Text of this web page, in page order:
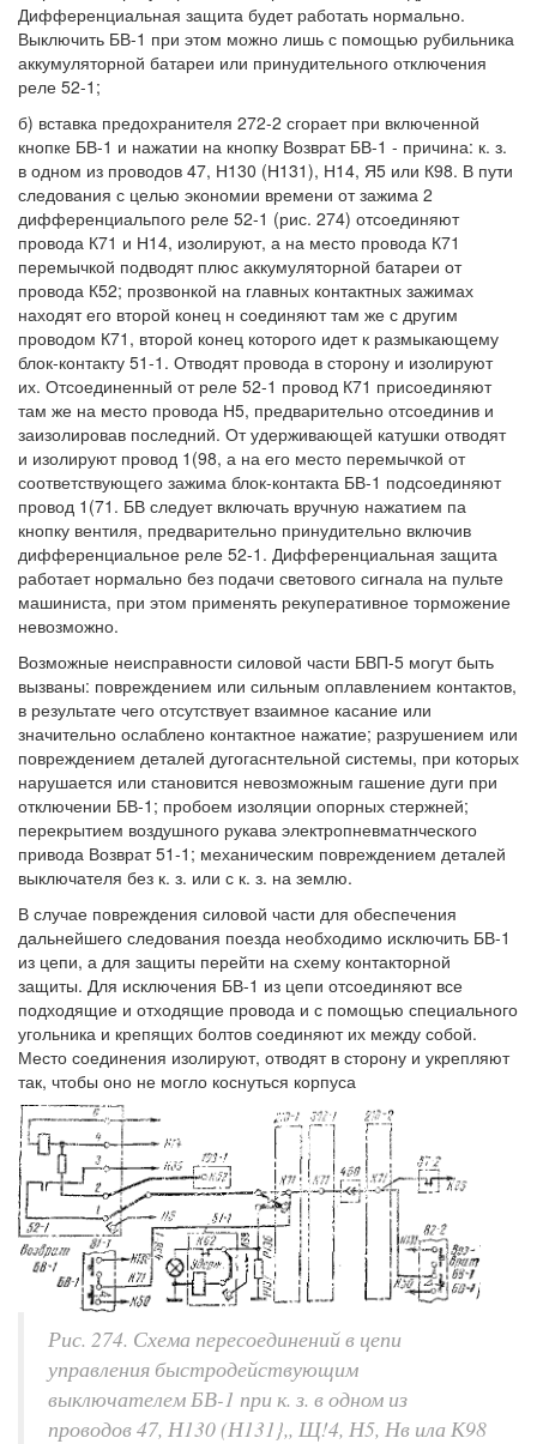
Дифференциальная защита будет работать нормально.
Выключить БВ-1 при этом можно лишь с помощью рубильника
аккумуляторной батареи или принудительного отключения
реле 52-1;
б) вставка предохранителя 272-2 сгорает при включенной
кнопке БВ-1 и нажатии на кнопку Возврат БВ-1 - причина: к. з.
в одном из проводов 47, Н130 (Н131), Н14, Я5 или К98. В пути
следования с целью экономии времени от зажима 2
дифференциальпого реле 52-1 (рис. 274) отсоединяют
провода К71 и Н14, изолируют, а на место провода К71
перемычкой подводят плюс аккумуляторной батареи от
провода К52; прозвонкой на главных контактных зажимах
находят его второй конец н соединяют там же с другим
проводом К71, второй конец которого идет к размыкающему
блок-контакту 51-1. Отводят провода в сторону и изолируют
их. Отсоединенный от реле 52-1 провод К71 присоединяют
там же на место провода Н5, предварительно отсоединив и
заизолировав последний. От удерживающей катушки отводят
и изолируют провод 1(98, а на его место перемычкой от
соответствующего зажима блок-контакта БВ-1 подсоединяют
провод 1(71. БВ следует включать вручную нажатием па
кнопку вентиля, предварительно принудительно включив
дифференциальное реле 52-1. Дифференциальная защита
работает нормально без подачи светового сигнала на пульте
машиниста, при этом применять рекуперативное торможение
невозможно.
Возможные неисправности силовой части БВП-5 могут быть
вызваны: повреждением или сильным оплавлением контактов,
в результате чего отсутствует взаимное касание или
значительно ослаблено контактное нажатие; разрушением или
повреждением деталей дугогаснтельной системы, при которых
нарушается или становится невозможным гашение дуги при
отключении БВ-1; пробоем изоляции опорных стержней;
перекрытием воздушного рукава электропневматнческого
привода Возврат 51-1; механическим повреждением деталей
выключателя без к. з. или с к. з. на землю.
В случае повреждения силовой части для обеспечения
дальнейшего следования поезда необходимо исключить БВ-1
из цепи, а для защиты перейти на схему контакторной
защиты. Для исключения БВ-1 из цепи отсоединяют все
подходящие и отходящие провода и с помощью специального
угольника и крепящих болтов соединяют их между собой.
Место соединения изолируют, отводят в сторону и укрепляют
так, чтобы оно не могло коснуться корпуса
Рис. 274. Схема пересоединений в цепи
управления быстродействующим
выключателем БВ-1 при к. з. в одном из
проводов 47, Н130 (Н131},, Щ!4, Н5, Нв ила К98